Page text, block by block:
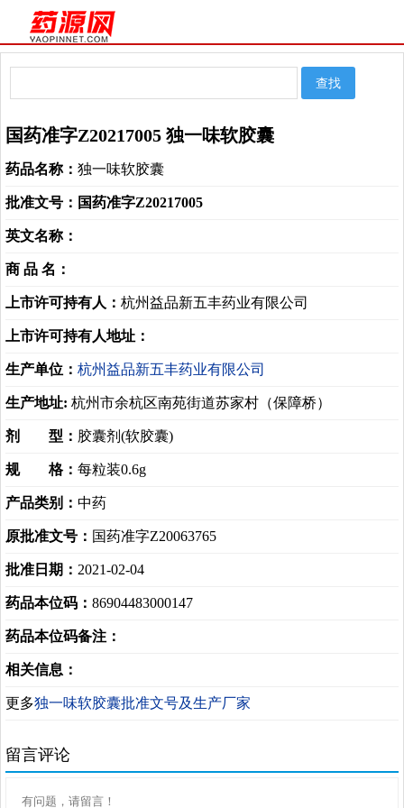
国药准字Z20217005 独一味软胶囊
药品名称： 独一味软胶囊
批准文号： 国药准字Z20217005
英文名称：
商 品 名：
上市许可持有人： 杭州益品新五丰药业有限公司
上市许可持有人地址：
生产单位： 杭州益品新五丰药业有限公司
生产地址: 杭州市余杭区南苑街道苏家村（保障桥）
剂 型： 胶囊剂(软胶囊)
规 格： 每粒装0.6g
产品类别： 中药
原批准文号： 国药准字Z20063765
批准日期： 2021-02-04
药品本位码： 86904483000147
药品本位码备注：
相关信息：
更多独一味软胶囊批准文号及生产厂家
留言评论